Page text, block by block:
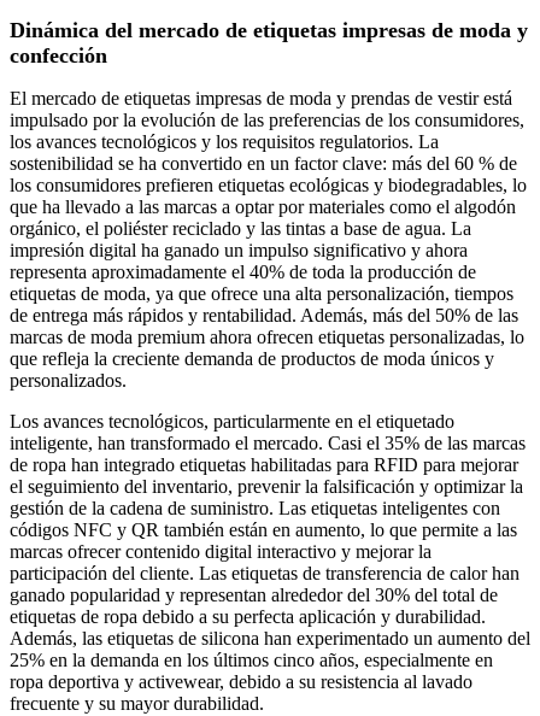
Dinámica del mercado de etiquetas impresas de moda y
confección
El mercado de etiquetas impresas de moda y prendas de vestir está
impulsado por la evolución de las preferencias de los consumidores,
los avances tecnológicos y los requisitos regulatorios. La
sostenibilidad se ha convertido en un factor clave: más del 60 % de
los consumidores prefieren etiquetas ecológicas y biodegradables, lo
que ha llevado a las marcas a optar por materiales como el algodón
orgánico, el poliéster reciclado y las tintas a base de agua. La
impresión digital ha ganado un impulso significativo y ahora
representa aproximadamente el 40% de toda la producción de
etiquetas de moda, ya que ofrece una alta personalización, tiempos
de entrega más rápidos y rentabilidad. Además, más del 50% de las
marcas de moda premium ahora ofrecen etiquetas personalizadas, lo
que refleja la creciente demanda de productos de moda únicos y
personalizados.
Los avances tecnológicos, particularmente en el etiquetado
inteligente, han transformado el mercado. Casi el 35% de las marcas
de ropa han integrado etiquetas habilitadas para RFID para mejorar
el seguimiento del inventario, prevenir la falsificación y optimizar la
gestión de la cadena de suministro. Las etiquetas inteligentes con
códigos NFC y QR también están en aumento, lo que permite a las
marcas ofrecer contenido digital interactivo y mejorar la
participación del cliente. Las etiquetas de transferencia de calor han
ganado popularidad y representan alrededor del 30% del total de
etiquetas de ropa debido a su perfecta aplicación y durabilidad.
Además, las etiquetas de silicona han experimentado un aumento del
25% en la demanda en los últimos cinco años, especialmente en
ropa deportiva y activewear, debido a su resistencia al lavado
frecuente y su mayor durabilidad.